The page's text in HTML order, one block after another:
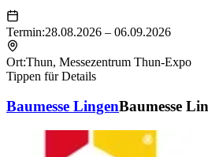
Termin:28.08.2026 – 06.09.2026
Ort:Thun, Messezentrum Thun-Expo
Tippen für Details
Baumesse LingenBaumesse